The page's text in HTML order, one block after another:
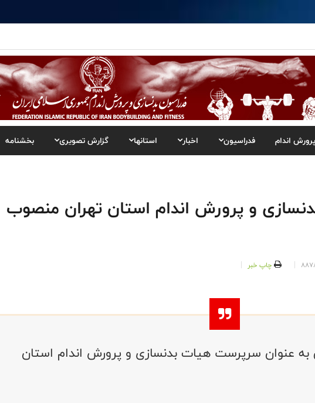
اندام فدراسیون اخبار استانها گزارش تصویری بخشنامه
و پرورش اندام استان تهران منصوب
چاپ خبر
عنوان سرپرست هيات بدنسازى و پرورش اندام استان